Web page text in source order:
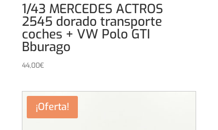
1/43 MERCEDES ACTROS
2545 dorado transporte
coches + VW Polo GTI
Bburago
44,00€
¡Oferta!